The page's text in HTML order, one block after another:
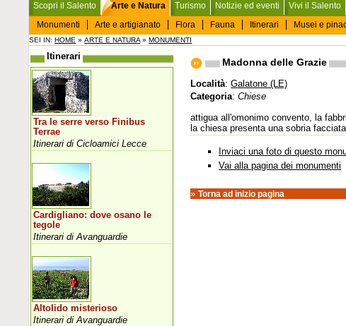
Scopri il Salento
Arte e Natura
Monumenti
Arte e artigianato Flora Fauna Itinerari Musei e
Turismo Notizie ed eventi Vivi il Salento
SEI IN:HOME »ARTE E NATURA »MONUMENTI
Madonna delle Grazie
Località:Galatone (LE)
Categoria:Chiese
attigua all'omonimo convento, la
la chiesa presenta una sobria
Inviaci una foto di questo
Vai alla pagina dei monumenti
»Torna ad inizio pagina
Itinerari
Tra le serre verso Finibus
Terrae
Itinerari di Cicloamici Lecce
Cardigliano: dove osano le
tegole
Itinerari di Avanguardie
Altolido misterioso
Itinerari di Avanguardie